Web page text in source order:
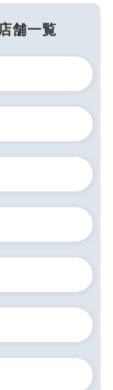
舗一覧